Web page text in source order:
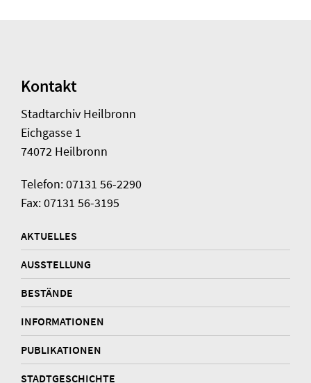
Kontakt
Stadtarchiv Heilbronn
Eichgasse 1
74072 Heilbronn
Telefon: 07131 56-2290
Fax: 07131 56-3195
AKTUELLES
AUSSTELLUNG
BESTÄNDE
INFORMATIONEN
PUBLIKATIONEN
STADTGESCHICHTE